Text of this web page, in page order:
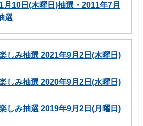
月10日(木曜日)抽選・2011年7月
選
しみ抽選 2021年9月2日(木曜日)
しみ抽選 2020年9月2日(水曜日)
しみ抽選 2019年9月2日(月曜日)